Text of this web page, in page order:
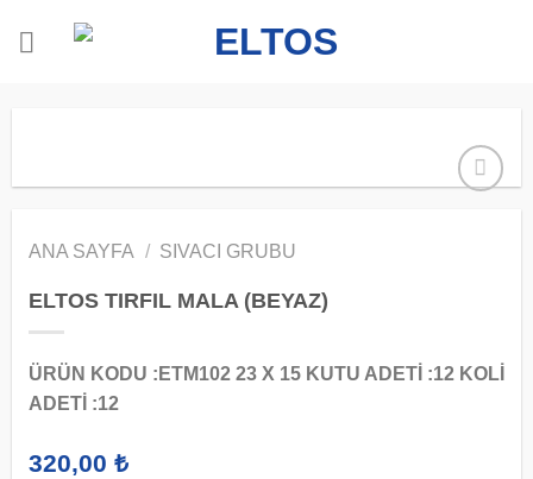
ANA SAYFA / SIVACI GRUBU
ELTOS TIRFIL MALA (BEYAZ)
ÜRÜN KODU :ETM102 23 X 15 KUTU ADETİ :12 KOLİ
ADETİ :12
320,00 ₺